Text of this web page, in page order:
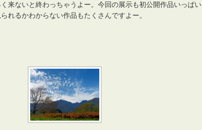
来ないと終わっちゃうよー。今回の展示も初公開作品いっぱい
れるかわからない作品もたくさんですよー。